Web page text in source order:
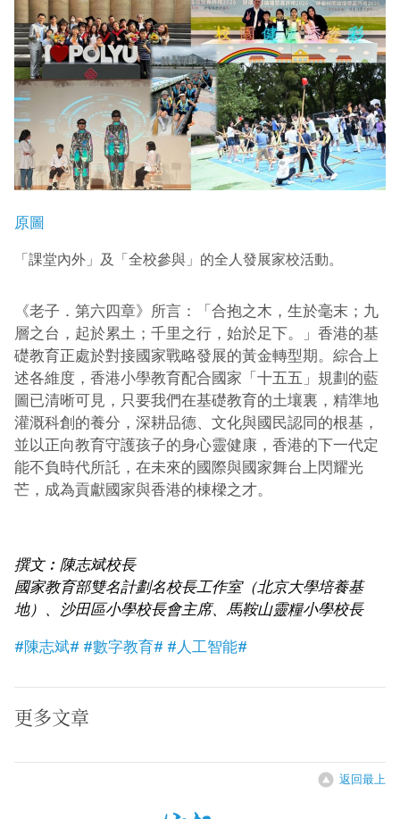
原圖
「課堂內外」及「全校參與」的全人發展家校活動。
《老子．第六四章》所言：「合抱之木，生於毫末；九
層之台，起於累土；千里之行，始於足下。」香港的基
礎教育正處於對接國家戰略發展的黃金轉型期。綜合上
述各維度，香港小學教育配合國家「十五五」規劃的藍
圖已清晰可見，只要我們在基礎教育的土壤裏，精準地
灌溉科創的養分，深耕品德、文化與國民認同的根基，
並以正向教育守護孩子的身心靈健康，香港的下一代定
能不負時代所託，在未來的國際與國家舞台上閃耀光
芒，成為貢獻國家與香港的棟樑之才。
撰文︰陳志斌校長
國家教育部雙名計劃名校長工作室（北京大學培養基
地）、沙田區小學校長會主席、馬鞍山靈糧小學校長
#陳志斌# #數字教育# #人工智能#
更多文章
返回最上